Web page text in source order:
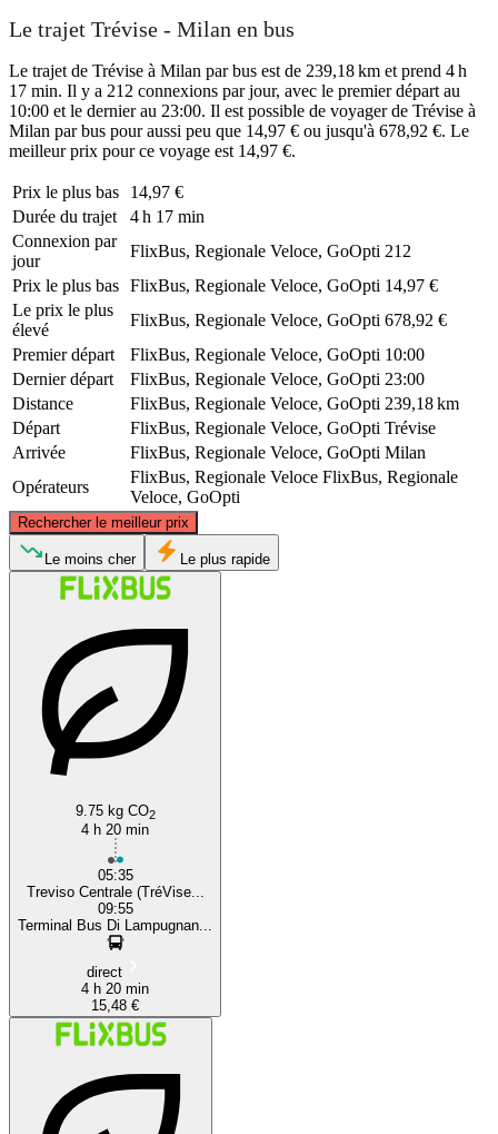
Le trajet Trévise - Milan en bus
Le trajet de Trévise à Milan par bus est de 239,18 km et prend 4 h
17 min. Il y a 212 connexions par jour, avec le premier départ au
10:00 et le dernier au 23:00. Il est possible de voyager de Trévise à
Milan par bus pour aussi peu que 14,97 € ou jusqu'à 678,92 €. Le
meilleur prix pour ce voyage est 14,97 €.
Prix ​​le plus bas
14,97 €
Durée du trajet
4 h 17 min
Connexion par
jour
FlixBus, Regionale Veloce, GoOpti 212
Prix ​​le plus bas FlixBus, Regionale Veloce, GoOpti 14,97 €
Le prix le plus
élevé
FlixBus, Regionale Veloce, GoOpti 678,92 €
Premier départ
FlixBus, Regionale Veloce, GoOpti 10:00
Dernier départ
FlixBus, Regionale Veloce, GoOpti 23:00
Distance
FlixBus, Regionale Veloce, GoOpti 239,18 km
Départ
FlixBus, Regionale Veloce, GoOpti Trévise
Arrivée
FlixBus, Regionale Veloce, GoOpti Milan
Opérateurs
FlixBus, Regionale Veloce FlixBus, Regionale
Veloce, GoOpti
Rechercher le meilleur prix
Milan
Le moins cher Le plus rapide
9.75 kg CO2
4 h 20 min
05:35
Treviso Centrale (TréVise...
09:55
Terminal Bus Di Lampugnan...
direct
4 h 20 min
15,48 €